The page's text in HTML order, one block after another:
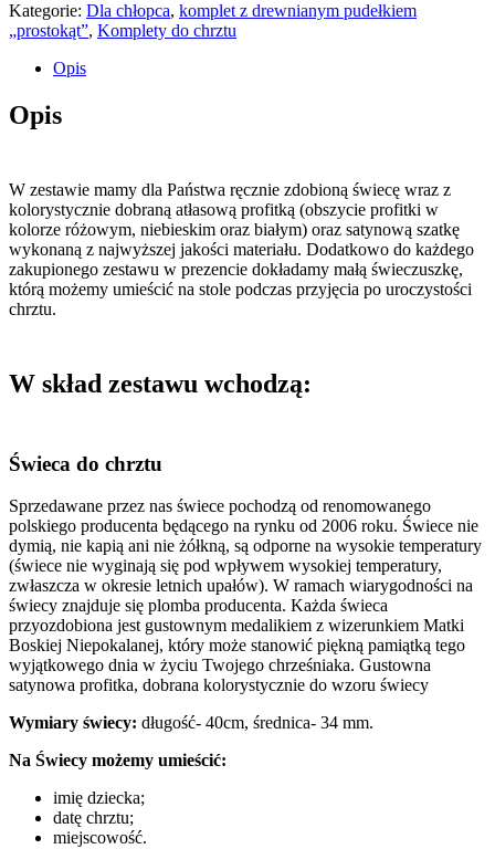
Kategorie: Dla chłopca, komplet z drewnianym pudełkiem
„prostokąt”, Komplety do chrztu
Opis
Opis
W zestawie mamy dla Państwa ręcznie zdobioną świecę wraz z
kolorystycznie dobraną atłasową profitką (obszycie profitki w
kolorze różowym, niebieskim oraz białym) oraz satynową szatkę
wykonaną z najwyższej jakości materiału. Dodatkowo do każdego
zakupionego zestawu w prezencie dokładamy małą świeczuszkę,
którą możemy umieścić na stole podczas przyjęcia po uroczystości
chrztu.
W skład zestawu wchodzą:
Świeca do chrztu
Sprzedawane przez nas świece pochodzą od renomowanego
polskiego producenta będącego na rynku od 2006 roku. Świece nie
dymią, nie kapią ani nie żółkną, są odporne na wysokie temperatury
(świece nie wyginają się pod wpływem wysokiej temperatury,
zwłaszcza w okresie letnich upałów). W ramach wiarygodności na
świecy znajduje się plomba producenta. Każda świeca
przyozdobiona jest gustownym medalikiem z wizerunkiem Matki
Boskiej Niepokalanej, który może stanowić piękną pamiątką tego
wyjątkowego dnia w życiu Twojego chrześniaka. Gustowna
satynowa profitka, dobrana kolorystycznie do wzoru świecy
Wymiary świecy: długość- 40cm, średnica- 34 mm.
Na Świecy możemy umieścić:
imię dziecka;
datę chrztu;
miejscowość.